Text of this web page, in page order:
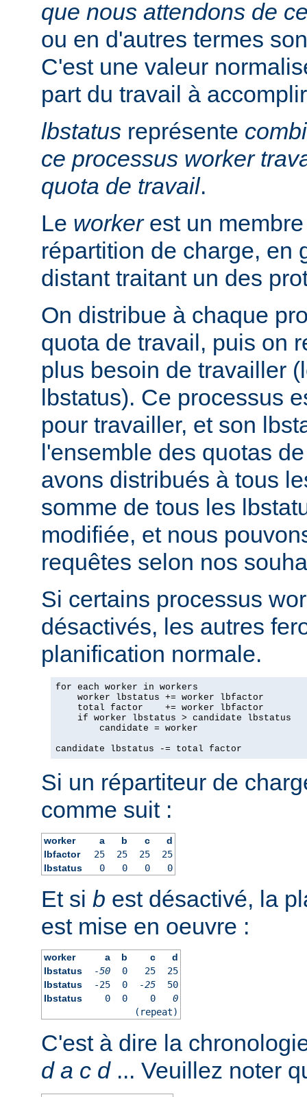
que nous attendons de
ou en d'autres termes
C'est une valeur
part du travail à
lbstatus représente
ce processus worker
quota de travail.
Le workerest un
répartition de charge, en
distant traitant un des
On distribue à chaque
quota de travail, puis on
plus besoin de travailler
lbstatus). Ce processus
pour travailler, et son
l'ensemble des quotas
avons distribués à tous
somme de tous les
modifiée, et nous
requêtes selon nos
Si certains processus
désactivés, les autres
planification normale.
for each worker in workers
    worker lbstatus += worker lbfactor
    total factor    += worker lbfactor
    if worker lbstatus > candidate lbstatus
        candidate = worker
candidate lbstatus -= total factor
Si un répartiteur de
comme suit :
worker a b c
d
lbfactor
25 25 25
25
lbstatus
0 0 0 0
Et si b est désactivé, la
est mise en oeuvre :
worker a b c
d
lbstatus
-50 0 25
25
lbstatus
-25 0 -25
50
lbstatus
0 0 0
0
(repeat)
C'est à dire la
d a c d... Veuillez noter